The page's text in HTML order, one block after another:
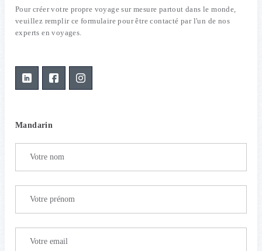
Pour créer votre propre voyage sur mesure partout dans le monde,
veuillez remplir ce formulaire pour être contacté par l'un de nos
experts en voyages.
Mandarin